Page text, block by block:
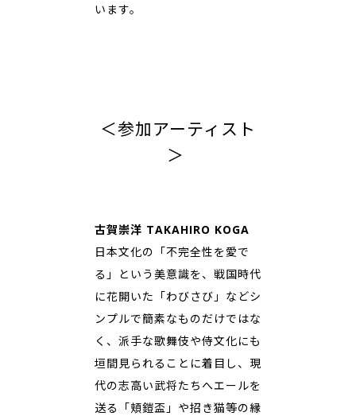
います。
＜参加アーティスト
＞
古賀崇洋 TAKAHIRO KOGA
日本文化の「不完全性を愛で
る」という美意識を、戦国時代
に花開いた「わびさび」などシ
ンプルで簡素なものだけではな
く、派手な歌舞伎や侍文化にも
垣間見られることに着目し、現
代の志高い武将たちへエールを
送る「頬鎧盃」や招き猫等の縁